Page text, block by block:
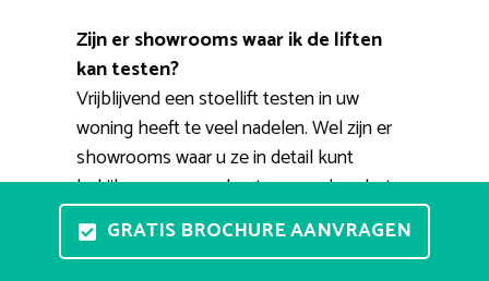
Zijn er showrooms waar ik de liften
kan testen?
Vrijblijvend een stoellift testen in uw
woning heeft te veel nadelen. Wel zijn er
showrooms waar u ze in detail kunt
bekijken en waar u kunt ervaren hoe het
nu precies werkt. Een getrainde specialist
helpt u graag bij het uitzoeken van een
GRATIS BROCHURE AANVRAGEN